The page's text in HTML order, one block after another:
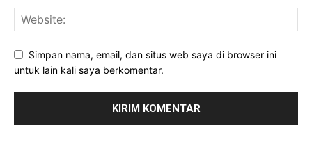
Simpan nama, email, dan situs web saya di browser ini
untuk lain kali saya berkomentar.